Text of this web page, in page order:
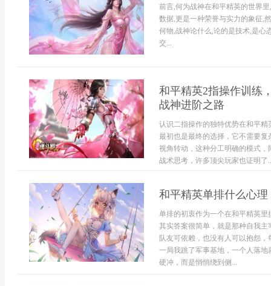
前言,何为战神在和平精英的世界
数据,更是一种荣誉与实力的象征,
何物,战神论什么,论的是技术,是心
交...
和平精英2指操作训练
战神进阶之路
认识二指操作的独特优势在和平
最初也是最终的选择，它不需要
视角转动，这种分工明确的模式
战术思考，许多顶尖玩家也证明了
和平精英单排什么心
单排的初衷作为一个在和平精英
其实答案很简单，就是那种自我
队友可依赖，也没有人可以抱怨
一局我跳了军事基地，一个人落
硬冲，而是悄悄绕到侧...